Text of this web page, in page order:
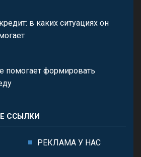
в каких ситуациях он
помогает формировать
ССЫЛКИ
РЕКЛАМА У НАС